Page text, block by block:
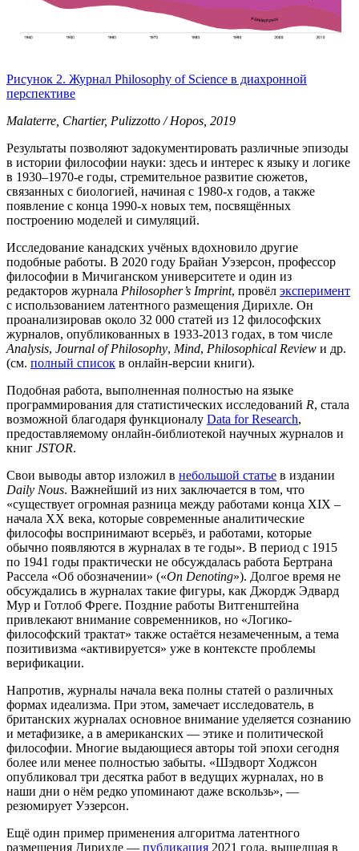
Рисунок 2. Журнал Philosophy of Science в диахронной
перспективе
Malaterre, Chartier, Pulizzotto / Hopos, 2019
Результаты позволяют задокументировать различные эпизоды
в истории философии науки: здесь и интерес к языку и логике
в 1930–1970-е годы, стремительное развитие сюжетов,
связанных с биологией, начиная с 1980-х годов, а также
появление с конца 1990-х новых тем, посвящённых
построению моделей и симуляций.
Исследование канадских учёных вдохновило другие
подобные работы. В 2020 году Брайан Уэзерсон, профессор
философии в Мичиганском университете и один из
редакторов журнала Philosopher’s Imprint, провёл эксперимент
с использованием латентного размещения Дирихле. Он
проанализировав около 32 000 статей из 12 философских
журналов, опубликованных в 1933-2013 годах, в том числе
Analysis, Journal of Philosophy, Mind, Philosophical Review и др.
(см. полный список в онлайн-версии книги).
Подобная работа, выполненная полностью на языке
программирования для статистических исследований R, стала
возможной благодаря функционалу Data for Research,
предоставляемому онлайн-библиотекой научных журналов и
книг JSTOR.
Свои выводы автор изложил в небольшой статье в издании
Daily Nous. Важнейший из них заключается в том, что
«существует огромная разница между работами конца XIX –
начала XX века, которые современные аналитические
философы воспринимают всерьёз, и работами, которые
обычно появляются в журналах в те годы». В период с 1915
по 1941 годы практически не обсуждалась работа Бертрана
Рассела «Об обозначении» («On Denoting»). Долгое время не
обсуждались в журналах такие фигуры, как Джордж Эдвард
Мур и Готлоб Фреге. Поздние работы Витгенштейна
привлекают внимание современников, но «Логико-
философский трактат» также остаётся незамеченным, а тема
позитивизма «активируется» уже в контексте проблемы
верификации.
Напротив, журналы начала века полны статей о различных
формах идеализма. При этом, замечает исследователь, в
британских журналах основное внимание уделяется сознанию
и метафизике, а в американских — этике и политической
философии. Многие выдающиеся авторы той эпохи сегодня
более или менее полностью забыты. «Шэдворт Ходжсон
опубликовал три десятка работ в ведущих журналах, но в
наши дни о нём редко упоминают даже вскользь», —
резюмирует Уэзерсон.
Ещё один пример применения алгоритма латентного
размещения Дирихле — публикация 2021 года, вышедшая в